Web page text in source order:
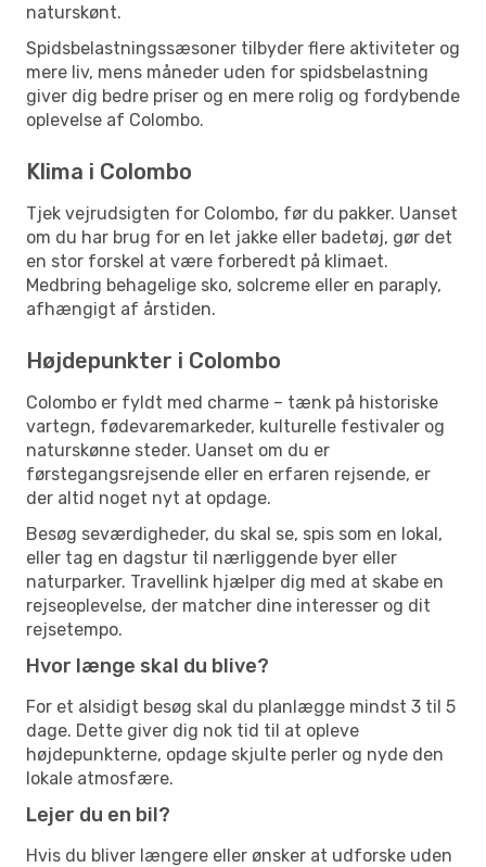
naturskønt.
Spidsbelastningssæsoner tilbyder flere aktiviteter og
mere liv, mens måneder uden for spidsbelastning
giver dig bedre priser og en mere rolig og fordybende
oplevelse af Colombo.
Klima i Colombo
Tjek vejrudsigten for Colombo, før du pakker. Uanset
om du har brug for en let jakke eller badetøj, gør det
en stor forskel at være forberedt på klimaet.
Medbring behagelige sko, solcreme eller en paraply,
afhængigt af årstiden.
Højdepunkter i Colombo
Colombo er fyldt med charme – tænk på historiske
vartegn, fødevaremarkeder, kulturelle festivaler og
naturskønne steder. Uanset om du er
førstegangsrejsende eller en erfaren rejsende, er
der altid noget nyt at opdage.
Besøg seværdigheder, du skal se, spis som en lokal,
eller tag en dagstur til nærliggende byer eller
naturparker. Travellink hjælper dig med at skabe en
rejseoplevelse, der matcher dine interesser og dit
rejsetempo.
Hvor længe skal du blive?
For et alsidigt besøg skal du planlægge mindst 3 til 5
dage. Dette giver dig nok tid til at opleve
højdepunkterne, opdage skjulte perler og nyde den
lokale atmosfære.
Lejer du en bil?
Hvis du bliver længere eller ønsker at udforske uden